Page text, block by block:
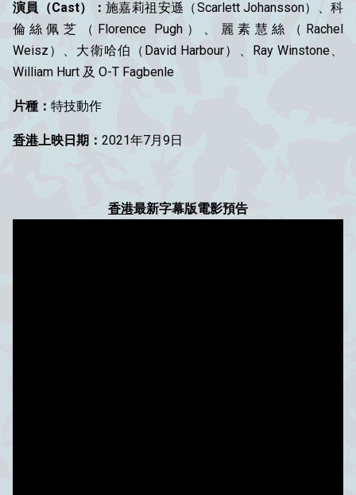
演員（Cast）：施嘉莉祖安遜（Scarlett Johansson）、科
倫絲佩芝（Florence Pugh）、麗素慧絲（Rachel
Weisz）、大衛哈伯（David Harbour）、Ray Winstone、
William Hurt 及 O-T Fagbenle
片種： 特技動作
香港上映日期： 2021年7月9日
香港最新字幕版電影預告